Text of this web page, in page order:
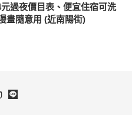
過夜價目表、便宜住宿可洗
畫隨意用 (近南陽街)